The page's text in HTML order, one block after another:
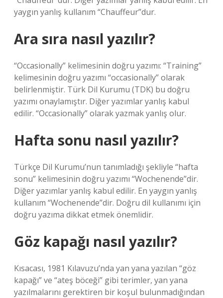
yaygın yanlış kullanım “Chauffeur”dur.
Ara sıra nasıl yazılır?
“Occasionally” kelimesinin doğru yazımı: “Training”
kelimesinin doğru yazımı “occasionally” olarak
belirlenmiştir. Türk Dil Kurumu (TDK) bu doğru
yazımı onaylamıştır. Diğer yazımlar yanlış kabul
edilir. “Occasionally” olarak yazmak yanlış olur.
Hafta sonu nasıl yazılır?
Türkçe Dil Kurumu’nun tanımladığı şekliyle “hafta
sonu” kelimesinin doğru yazımı “Wochenende”dir.
Diğer yazımlar yanlış kabul edilir. En yaygın yanlış
kullanım “Wochenende”dir. Doğru dil kullanımı için
doğru yazıma dikkat etmek önemlidir.
Göz kapağı nasıl yazılır?
Kısacası, 1981 Kılavuzu’nda yan yana yazılan “göz
kapağı” ve “ateş böceği” gibi terimler, yan yana
yazılmalarını gerektiren bir koşul bulunmadığından